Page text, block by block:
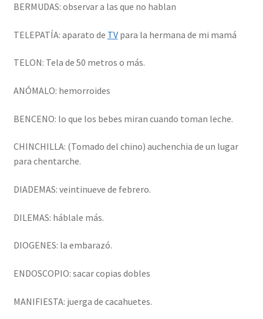
BERMUDAS: observar a las que no hablan
TELEPATÍA: aparato de TVpara la hermana de mi mamá
TELON: Tela de 50 metros o más.
ANÓMALO: hemorroides
BENCENO: lo que los bebes miran cuando toman leche.
CHINCHILLA: (Tomado del chino) auchenchia de un lugar
para chentarche.
DIADEMAS: veintinueve de febrero.
DILEMAS: háblale más.
DIOGENES: la embarazó.
ENDOSCOPIO: sacar copias dobles
MANIFIESTA: juerga de cacahuetes.